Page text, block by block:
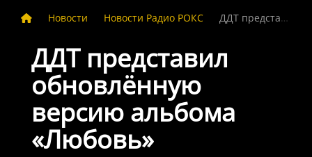
Новости Новости Радио РОКС ДДТ представил обновлённую версию альбома «Любовь»
ДДТ представил
обновлённую
версию альбома
«Любовь»